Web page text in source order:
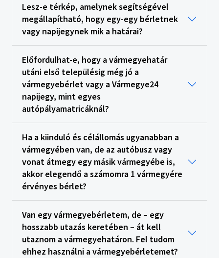
Lesz-e térkép, amelynek segítségével
megállapítható, hogy egy-egy bérletnek
vagy napijegynek mik a határai?
Előfordulhat-e, hogy a vármegyehatár
utáni első településig még jó a
vármegyebérlet vagy a Vármegye24
napijegy, mint egyes
autópályamatricáknál?
Ha a kiinduló és célállomás ugyanabban a
vármegyében van, de az autóbusz vagy
vonat átmegy egy másik vármegyébe is,
akkor elegendő a számomra 1 vármegyére
érvényes bérlet?
Van egy vármegyebérletem, de – egy
hosszabb utazás keretében – át kell
utaznom a vármegyehatáron. Fel tudom
ehhez használni a vármegyebérletemet?